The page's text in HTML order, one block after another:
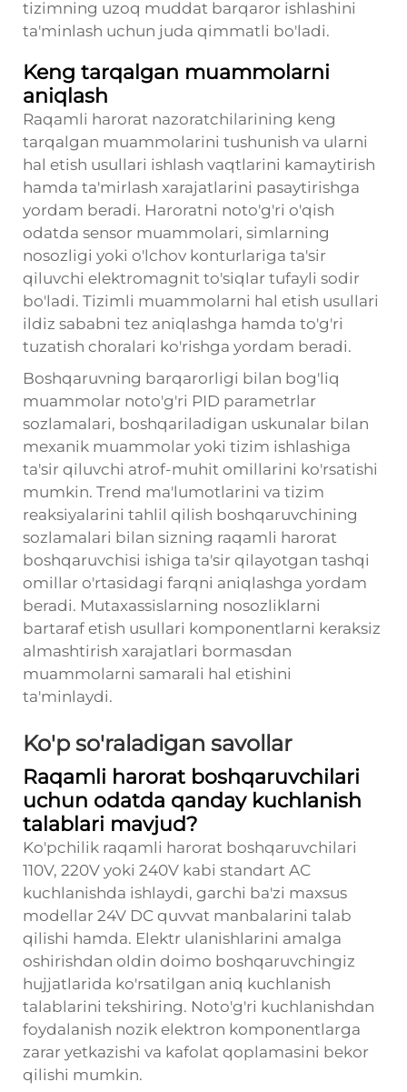
tizimning uzoq muddat barqaror ishlashini
ta'minlash uchun juda qimmatli bo'ladi.
Keng tarqalgan muammolarni
aniqlash
Raqamli harorat nazoratchilarining keng
tarqalgan muammolarini tushunish va ularni
hal etish usullari ishlash vaqtlarini kamaytirish
hamda ta'mirlash xarajatlarini pasaytirishga
yordam beradi. Haroratni noto'g'ri o'qish
odatda sensor muammolari, simlarning
nosozligi yoki o'lchov konturlariga ta'sir
qiluvchi elektromagnit to'siqlar tufayli sodir
bo'ladi. Tizimli muammolarni hal etish usullari
ildiz sababni tez aniqlashga hamda to'g'ri
tuzatish choralari ko'rishga yordam beradi.
Boshqaruvning barqarorligi bilan bog'liq
muammolar noto'g'ri PID parametrlar
sozlamalari, boshqariladigan uskunalar bilan
mexanik muammolar yoki tizim ishlashiga
ta'sir qiluvchi atrof-muhit omillarini ko'rsatishi
mumkin. Trend ma'lumotlarini va tizim
reaksiyalarini tahlil qilish boshqaruvchining
sozlamalari bilan sizning raqamli harorat
boshqaruvchisi ishiga ta'sir qilayotgan tashqi
omillar o'rtasidagi farqni aniqlashga yordam
beradi. Mutaxassislarning nosozliklarni
bartaraf etish usullari komponentlarni keraksiz
almashtirish xarajatlari bormasdan
muammolarni samarali hal etishini
ta'minlaydi.
Ko'p so'raladigan savollar
Raqamli harorat boshqaruvchilari
uchun odatda qanday kuchlanish
talablari mavjud?
Ko'pchilik raqamli harorat boshqaruvchilari
110V, 220V yoki 240V kabi standart AC
kuchlanishda ishlaydi, garchi ba'zi maxsus
modellar 24V DC quvvat manbalarini talab
qilishi hamda. Elektr ulanishlarini amalga
oshirishdan oldin doimo boshqaruvchingiz
hujjatlarida ko'rsatilgan aniq kuchlanish
talablarini tekshiring. Noto'g'ri kuchlanishdan
foydalanish nozik elektron komponentlarga
zarar yetkazishi va kafolat qoplamasini bekor
qilishi mumkin.